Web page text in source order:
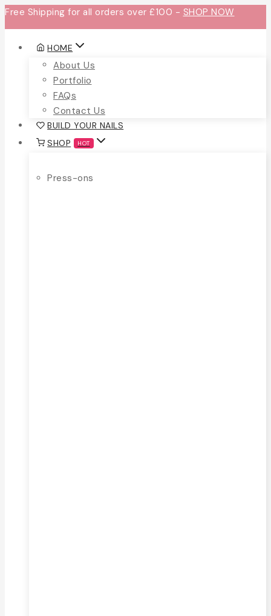
Free Shipping for all orders over £100 - SHOP NOW
HOME
About Us
Portfolio
FAQs
Contact Us
BUILD YOUR NAILS
SHOP
HOT
Press-ons